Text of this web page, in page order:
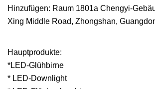
Hinzufügen: Raum 1801a Chengyi-
Xing Middle Road, Zhongshan,
Hauptprodukte:
*LED-Glühbirne
* LED-Downlight